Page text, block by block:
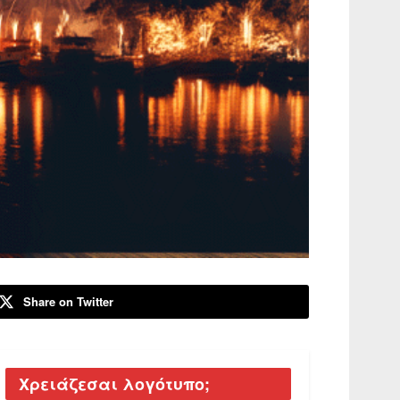
Share on Twitter
Χρειάζεσαι λογότυπο;